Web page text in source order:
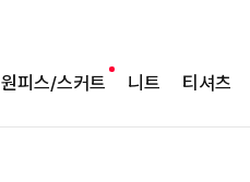
원피스/스커트 니트 티셔츠